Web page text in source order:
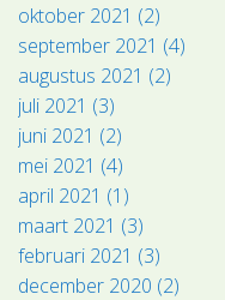
oktober 2021 (2)
september 2021 (4)
augustus 2021 (2)
juli 2021 (3)
juni 2021 (2)
mei 2021 (4)
april 2021 (1)
maart 2021 (3)
februari 2021 (3)
december 2020 (2)